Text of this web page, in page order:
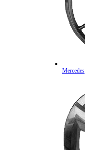
Mercedes